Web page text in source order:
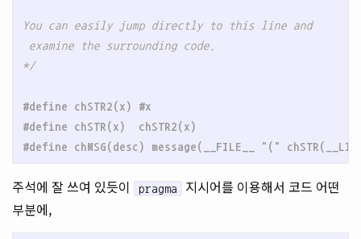
You can easily jump directly to this line and
examine the surrounding code.
*/
#define chSTR2(x) #x
#define chSTR(x)  chSTR2(x)
주석에 잘 쓰여 있듯이 pragma
지시어를 이용해서 코드 어떤
부분에,